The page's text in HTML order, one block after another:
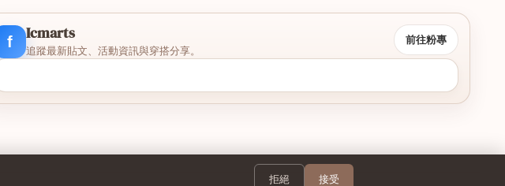
f Icmarts
追蹤最新貼文、活動資訊與穿搭分享。
前往粉專
拒絕 接受